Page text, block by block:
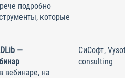
подробно
которые
—
вебинаре, на
СиСофт,
consulting